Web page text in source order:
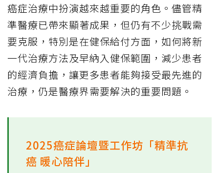
癌症治療中扮演越來越重要的角色。儘管精
準醫療已帶來顯著成果，但仍有不少挑戰需
要克服，特別是在健保給付方面，如何將新
一代治療方法及早納入健保範圍，減少患者
的經濟負擔，讓更多患者能夠接受最先進的
治療，仍是醫療界需要解決的重要問題。
2025癌症論壇暨工作坊「精準抗
癌 暖心陪伴」